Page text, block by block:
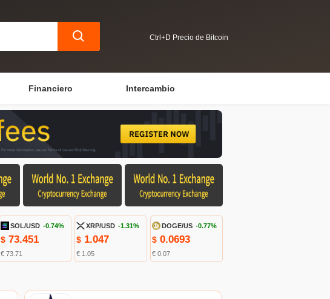
Ctrl+D Precio de Bitcoin
Financiero Intercambio
SOL/USD -0.74%
$ 73.451
€ 73.71
XRP/USD -1.31%
$ 1.047
€ 1.05
DOGE/US -0.77%
$ 0.0693
€ 0.07